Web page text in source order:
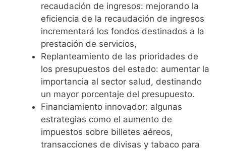
recaudación de ingresos: mejorando la
eficiencia de la recaudación de ingresos
incrementará los fondos destinados a la
prestación de servicios,
Replanteamiento de las prioridades de
los presupuestos del estado: aumentar la
importancia al sector salud, destinando
un mayor porcentaje del presupuesto.
Financiamiento innovador: algunas
estrategias como el aumento de
impuestos sobre billetes aéreos,
transacciones de divisas y tabaco para